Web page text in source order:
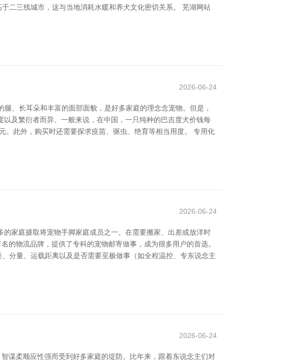
二三线城市，这与当地消耗水暖和养犬文化密切关系。 芜湖网站
2026-06-24
、长耳朵和丰富的面部面貌，是好多家庭的理念念宠物。但是，
及繁衍者而异。一般来说，在中国，一只纯种的巴吉度犬价钱每
此外，购买时还需要探求疫苗、驱虫、绝育等相当用度。 专用化
2026-06-24
家庭摄取将宠物手脚家庭成员之一。在需要搬家、出差或放洋时
物流品牌，提供了专科的宠物邮寄做事，成为很多用户的首选。
分量、运载距离以及是否需要至极做事（如全程温控、专东说念主
2026-06-24
谋柔顺应性强而受到好多家庭的堤防。比年来，跟着东说念主们对